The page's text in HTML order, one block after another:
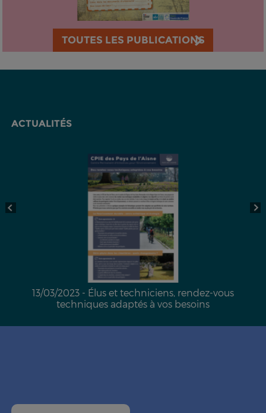
TOUTES LES PUBLICATIONS
ACTUALITÉS
13/03/2023 - Élus et techniciens, rendez-vous
techniques adaptés à vos besoins